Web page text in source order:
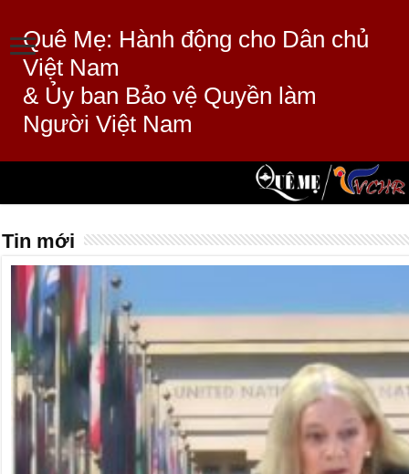
Quê Mẹ: Hành động cho Dân chủ
Việt Nam
& Ủy ban Bảo vệ Quyền làm
Người Việt Nam
Tin mới